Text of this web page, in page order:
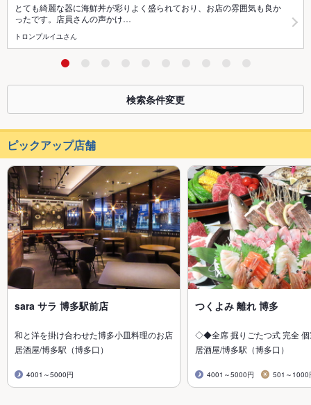
とても綺麗な器に海鮮丼が彩りよく盛られており、お店の雰囲気も良か
ったです。店員さんの声かけ…
トロンプルイユさん
検索条件変更
ピックアップ店舗
sara サラ 博多駅前店
和と洋を掛け合わせた博多小皿料理のお店
居酒屋/博多駅（博多口）
4001～5000円
つくよみ 離れ 博多
◇◆全席 掘りごたつ式 完全
居酒屋/博多駅（博多口）
4001～5000円 501～1000